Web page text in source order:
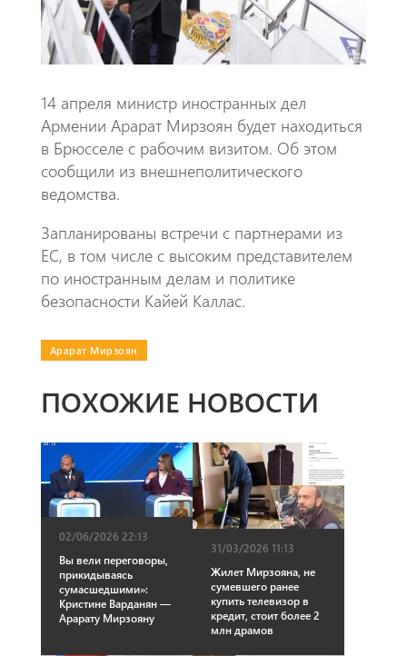
p
14 апреля министр иностранных дел
Армении Арарат Мирзоян будет находиться
в Брюсселе с рабочим визитом. Об этом
сообщили из внешнеполитического
ведомства.
Запланированы встречи с партнерами из
ЕС, в том числе с высоким представителем
по иностранным делам и политике
безопасности Кайей Каллас.
Арарат Мирзоян
ПОХОЖИЕ НОВОСТИ
02/06/2026 22:13
Вы вели переговоры,
прикидываясь
сумасшедшими»:
Кристине Варданян —
Арарату Мирзояну
31/03/2026 11:13
Жилет Мирзояна, не
сумевшего ранее
купить телевизор в
кредит, стоит более 2
млн драмов